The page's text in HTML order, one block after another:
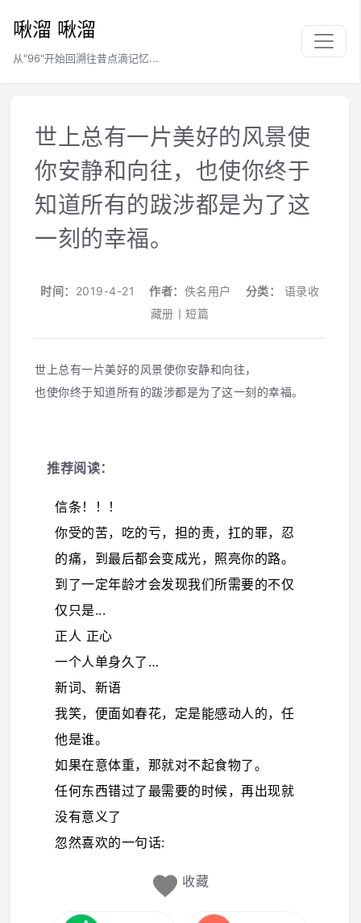
啾溜 啾溜
从"96"开始回溯往昔点滴记忆...
世上总有一片美好的风景使
你安静和向往，也使你终于
知道所有的跋涉都是为了这
一刻的幸福。
时间： 2019-4-21 作者： 佚名用户 分类：
语录收
藏册丨短篇
世上总有一片美好的风景使你安静和向往，
也使你终于知道所有的跋涉都是为了这一刻的幸福。
推荐阅读：
信条！！！
你受的苦，吃的亏，担的责，扛的罪，忍
的痛，到最后都会变成光，照亮你的路。
到了一定年龄才会发现我们所需要的不仅
仅只是...
正人 正心
一个人单身久了…
新词、新语
我笑，便面如春花，定是能感动人的，任
他是谁。
如果在意体重，那就对不起食物了。
任何东西错过了最需要的时候，再出现就
没有意义了
忽然喜欢的一句话:
收藏